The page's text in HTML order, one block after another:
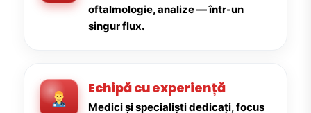
oftalmologie, analize — într-un
singur flux.
Echipă cu experiență
Medici și specialiști dedicați, focus